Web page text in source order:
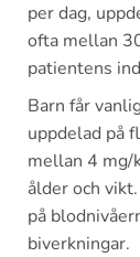
per dag,
ofta mellan
patientens
Barn får
uppdelad på
mellan 4 mg/
ålder och
på
biverkningar.